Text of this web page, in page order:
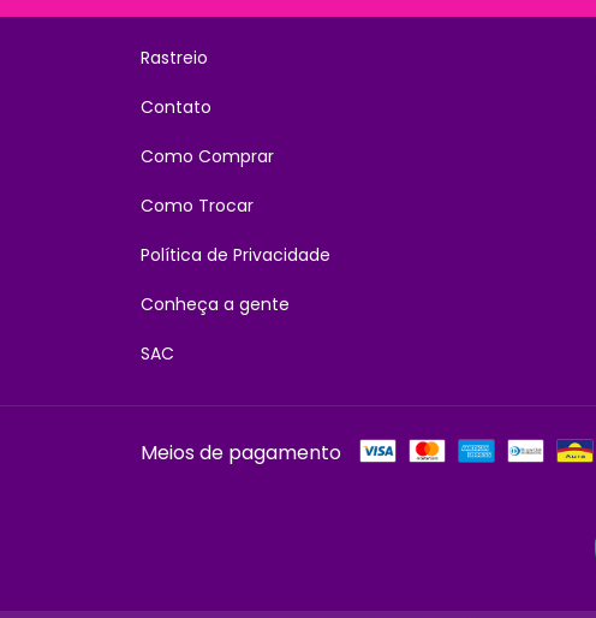
Rastreio
Contato
Como Comprar
Como Trocar
Política de Privacidade
Conheça a gente
SAC
Meios de pagamento